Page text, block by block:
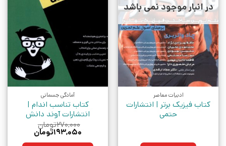
در انبار موجود نمی باشد
ادبیات معاصر
کتاب فیزیک برتر | انتشارات
حتمی
آمادگی جسمانی
کتاب تناسب اندام |
انتشارات آوند دانش
۲۷۰,۰۰۰تومان
قیمت
۱۹۳,۰۵۰تومان